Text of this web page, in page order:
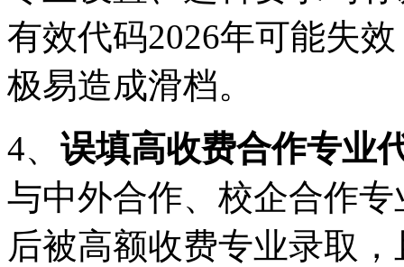
有效代码2026年可能失
极易造成滑档。
4、 误填高收费合作专业
与中外合作、校企合作
后被高额收费专业录取